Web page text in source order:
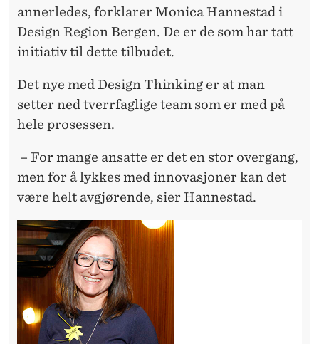
annerledes, forklarer Monica Hannestad i
Design Region Bergen. De er de som har tatt
initiativ til dette tilbudet.
Det nye med Design Thinking er at man
setter ned tverrfaglige team som er med på
hele prosessen.
– For mange ansatte er det en stor overgang,
men for å lykkes med innovasjoner kan det
være helt avgjørende, sier Hannestad.